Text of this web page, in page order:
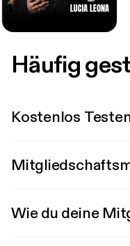
Häufig
Kostenlos
Wie du deine